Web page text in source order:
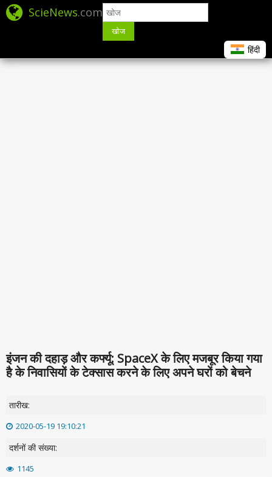
ScieNews.com
खोज
हिंदी
इंजन की दहाड़ और कर्फ्यू: SpaceX के लिए मजबूर किया गया
है के निवासियों के टेक्सास करने के लिए अपने घरों को बेचने
तारीख:
2020-05-19 19:10:21
दर्शनों की संख्या:
1145